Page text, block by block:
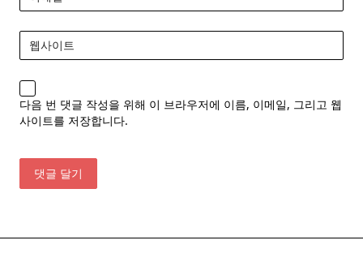
웹사이트
다음 번 댓글 작성을 위해 이 브라우저에 이름, 이메일, 그리고 웹
사이트를 저장합니다.